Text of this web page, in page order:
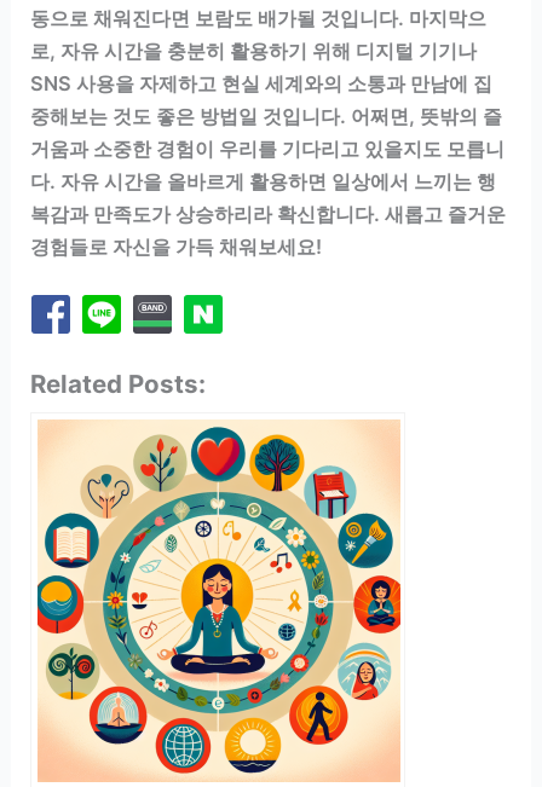
동으로 채워진다면 보람도 배가될 것입니다. 마지막으
로, 자유 시간을 충분히 활용하기 위해 디지털 기기나
SNS 사용을 자제하고 현실 세계와의 소통과 만남에 집
중해보는 것도 좋은 방법일 것입니다. 어쩌면, 뜻밖의 즐
거움과 소중한 경험이 우리를 기다리고 있을지도 모릅니
다. 자유 시간을 올바르게 활용하면 일상에서 느끼는 행
복감과 만족도가 상승하리라 확신합니다. 새롭고 즐거운
경험들로 자신을 가득 채워보세요!
Related Posts: